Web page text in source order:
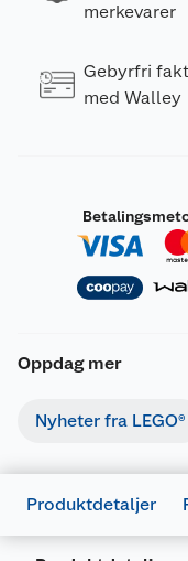
merkevarer
Gebyrfri
med Walley
Oppdag mer
Nyheter fra LEGO®
Produktdetaljer